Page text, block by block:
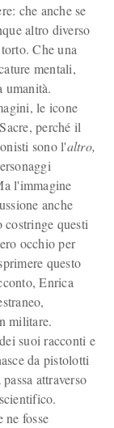
che anche se
altro diverso
Che una
mentali,
umanità.
le icone
perché il
sono l'altro,
l'immagine
anche
questi
occhio per
questo
Enrica
militare.
suoi racconti e
da pistolotti
attraverso
ne fosse